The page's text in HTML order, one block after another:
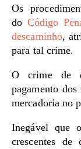
Os
do Código
descaminho,
para tal crime.
O crime de
pagamento
mercadoria no
Inegável que
crescentes de